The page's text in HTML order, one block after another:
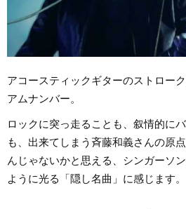
アコースティックギターのストロー
アムナンバー。
ロックに突っ走ることも、叙情的に
も、出来てしまう斉藤和義さんの原
んじゃないかと思える、シンガーソ
ように光る「隠し名曲」に感じます。